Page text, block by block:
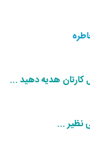
کارتان هدیه دهید ...
نظیر ...